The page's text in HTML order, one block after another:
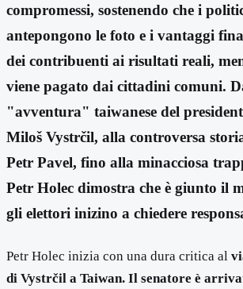
compromessi, sostenendo che i
antepongono le foto e i vantaggi
dei contribuenti ai risultati reali,
viene pagato dai cittadini comuni.
"avventura" taiwanese del
Miloš Vystrčil, alla controversa
Petr Pavel, fino alla minacciosa
Petr Holec dimostra che è giunto il
gli elettori inizino a chiedere
Petr Holec inizia con una dura critica al
di Vystrčil a Taiwan. Il senatore è